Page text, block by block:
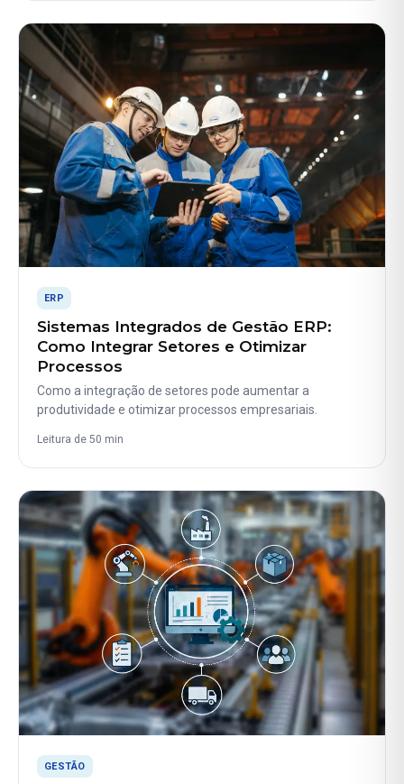
ERP
Sistemas Integrados de Gestão ERP:
Como Integrar Setores e Otimizar
Processos
Como a integração de setores pode aumentar a
produtividade e otimizar processos empresariais.
Leitura de 50 min
GESTÃO